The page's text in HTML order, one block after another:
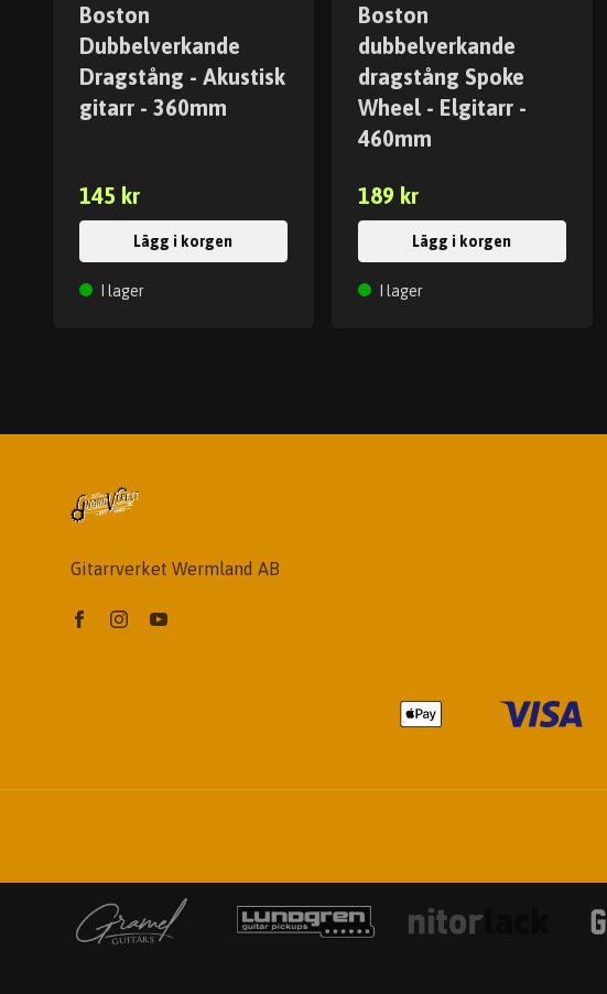
Boston
Dubbelverkande
Dragstång - Akustisk
gitarr - 360mm
145 kr
Lägg i korgen
I lager
Boston
dubbelverkande
dragstång Spoke
Wheel - Elgitarr -
460mm
189 kr
Lägg i korgen
I lager
Gitarrverket Wermland AB